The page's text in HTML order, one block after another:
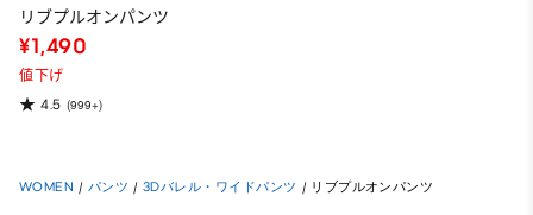
リブプルオンパンツ
¥1,490
値下げ
4.5 (999+)
WOMEN / パンツ / 3Dバレル・ワイドパンツ / リブプルオンパンツ